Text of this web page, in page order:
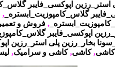
استر_رزین اپوکسی_فایبر
گلاس_کامپوزیت_ابستره _
,
_
,فروش و
اپوکسی_فایبر
بخار_رزین پلی استر_رزین
کاشی,کاشی,کاشی و سرامیک,